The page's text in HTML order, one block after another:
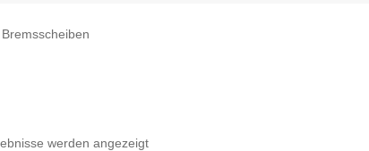
Bremsscheiben
werden angezeigtNach